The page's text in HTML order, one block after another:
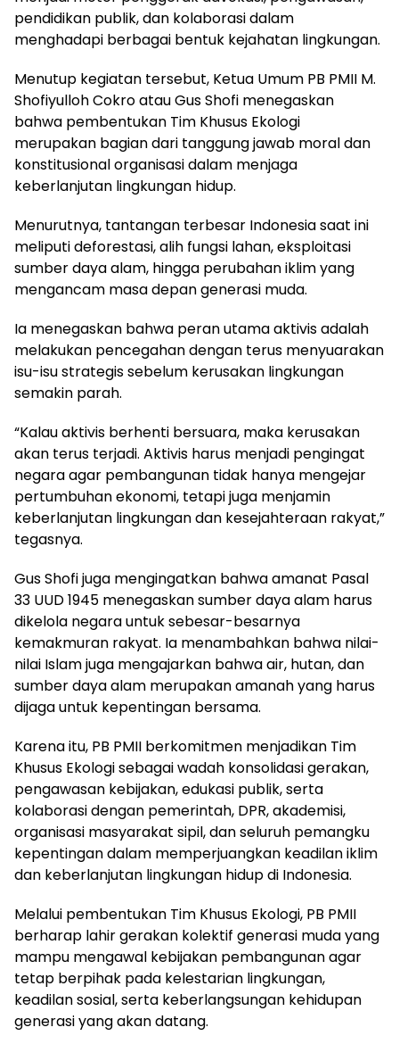
pendidikan publik, dan kolaborasi dalam
menghadapi berbagai bentuk kejahatan lingkungan.
Menutup kegiatan tersebut, Ketua Umum PB PMII M.
Shofiyulloh Cokro atau Gus Shofi menegaskan
bahwa pembentukan Tim Khusus Ekologi
merupakan bagian dari tanggung jawab moral dan
konstitusional organisasi dalam menjaga
keberlanjutan lingkungan hidup.
Menurutnya, tantangan terbesar Indonesia saat ini
meliputi deforestasi, alih fungsi lahan, eksploitasi
sumber daya alam, hingga perubahan iklim yang
mengancam masa depan generasi muda.
Ia menegaskan bahwa peran utama aktivis adalah
melakukan pencegahan dengan terus menyuarakan
isu-isu strategis sebelum kerusakan lingkungan
semakin parah.
“Kalau aktivis berhenti bersuara, maka kerusakan
akan terus terjadi. Aktivis harus menjadi pengingat
negara agar pembangunan tidak hanya mengejar
pertumbuhan ekonomi, tetapi juga menjamin
keberlanjutan lingkungan dan kesejahteraan rakyat,”
tegasnya.
Gus Shofi juga mengingatkan bahwa amanat Pasal
33 UUD 1945 menegaskan sumber daya alam harus
dikelola negara untuk sebesar-besarnya
kemakmuran rakyat. Ia menambahkan bahwa nilai-
nilai Islam juga mengajarkan bahwa air, hutan, dan
sumber daya alam merupakan amanah yang harus
dijaga untuk kepentingan bersama.
Karena itu, PB PMII berkomitmen menjadikan Tim
Khusus Ekologi sebagai wadah konsolidasi gerakan,
pengawasan kebijakan, edukasi publik, serta
kolaborasi dengan pemerintah, DPR, akademisi,
organisasi masyarakat sipil, dan seluruh pemangku
kepentingan dalam memperjuangkan keadilan iklim
dan keberlanjutan lingkungan hidup di Indonesia.
Melalui pembentukan Tim Khusus Ekologi, PB PMII
berharap lahir gerakan kolektif generasi muda yang
mampu mengawal kebijakan pembangunan agar
tetap berpihak pada kelestarian lingkungan,
keadilan sosial, serta keberlangsungan kehidupan
generasi yang akan datang.